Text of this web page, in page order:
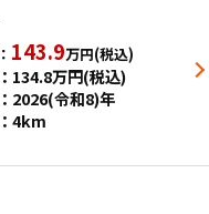
143.9万円(税込)
134.8万円(税込)
2026(令和8)年
4km